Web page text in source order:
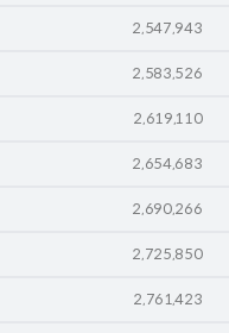
2,547,943
2,583,526
2,619,110
2,654,683
2,690,266
2,725,850
2,761,423